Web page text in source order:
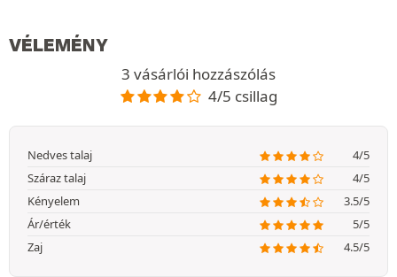
VÉLEMÉNY
3 vásárlói hozzászólás
4/5 csillag
Nedves talaj
4/5
Száraz talaj
4/5
Kényelem
3.5/5
Ár/érték
5/5
Zaj
4.5/5